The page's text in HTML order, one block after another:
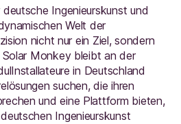
Ingenieurskunst und
Welt der
nicht nur ein Ziel, sondern
Monkey bleibt an der
in Deutschland
suchen, die ihren
und eine Plattform bieten,
Ingenieurskunst